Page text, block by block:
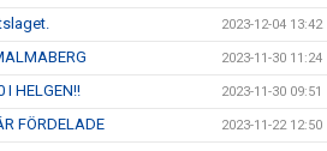
2023-12-04 13:42
2023-11-30 11:24
I HELGEN!! 2023-11-30 09:51
FÖRDELADE 2023-11-22 12:50